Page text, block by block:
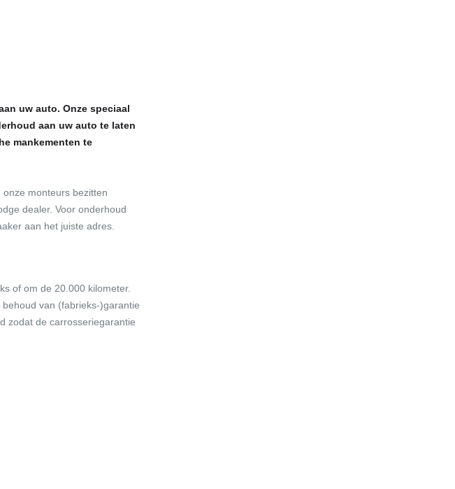
uw auto. Onze speciaal
aan uw auto te laten
mankementen te
monteurs bezitten
dealer. Voor onderhoud
aan het juiste adres.
of om de 20.000 kilometer.
van (fabrieks-)garantie
zodat de carrosseriegarantie